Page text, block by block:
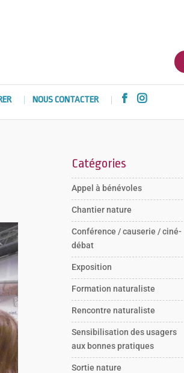
NOUS CONTACTER  
Catégories
Appel à bénévoles
Chantier nature
Conférence / causerie / ciné-
débat
Exposition
Formation naturaliste
Rencontre naturaliste
Sensibilisation des usagers
aux bonnes pratiques
Sortie nature